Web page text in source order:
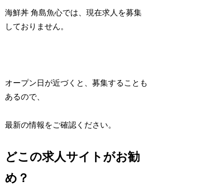
海鮮丼 角島魚心では、現在求人を募集
しておりません。
オープン日が近づくと、募集することも
あるので、
最新の情報をご確認ください。
どこの求人サイトがお勧
め？